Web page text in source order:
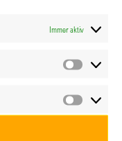
Immer aktiv